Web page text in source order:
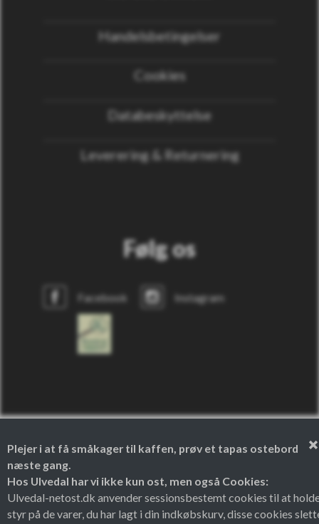
Plejer i at få småkager til kaffen, prøv et tapas ostebord
næste gang.
Hos Ulvedal har vi ikke kun ost, men også Cookies:
Ulvedal-netost.dk anvender sessionsbestemt cookies til at
styr på de varer, du har lagt i din indkøbskurv, disse cookies
Handelsbetingelser
Cookies
Databeskyttelse
Leverering & Returnering
Følg os
Facebook Instagram
Theme by